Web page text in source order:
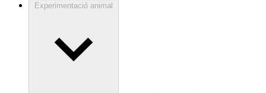
Experimentació animal